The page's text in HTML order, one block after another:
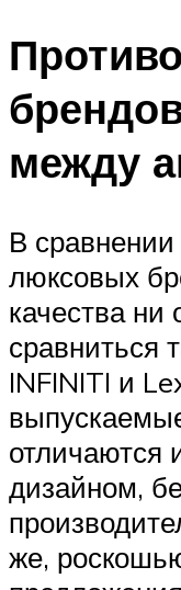
между
В
люксовых
качества ни
сравниться
INFINITI и
отличаются
дизайном,
же,